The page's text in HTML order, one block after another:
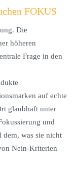
FOKUS
Die
höheren
Frage in den
auf echte
glaubhaft unter
und
dem, was sie nicht
Nein-Kriterien